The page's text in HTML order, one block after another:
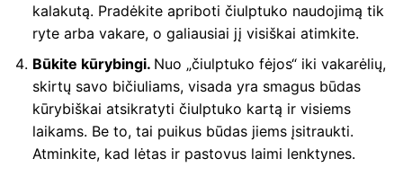
kalakutą. Pradėkite apriboti čiulptuko naudojimą tik
ryte arba vakare, o galiausiai jį visiškai atimkite.
Būkite kūrybingi. Nuo „čiulptuko fėjos“ iki vakarėlių,
skirtų savo bičiuliams, visada yra smagus būdas
kūrybiškai atsikratyti čiulptuko kartą ir visiems
laikams. Be to, tai puikus būdas jiems įsitraukti.
Atminkite, kad lėtas ir pastovus laimi lenktynes.